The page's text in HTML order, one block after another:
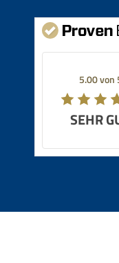
5.00 von
SEHR